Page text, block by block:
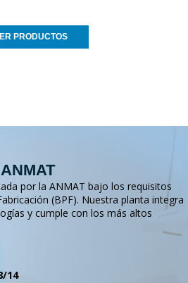
PRODUCTOS
por la ANMAT bajo los requisitos
(BPF). Nuestra planta integra
y cumple con los más altos
14